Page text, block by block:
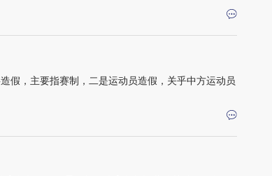
假，主要指赛制，二是运动员造假，关乎中方运动员